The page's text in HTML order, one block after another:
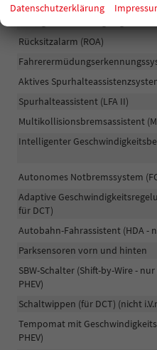
die
Rücksitzalarm (ROA)
Aktives
Spurhalteassistent (LFA II)
Multikollisionsbremsassistent
Intelligenter
Autonomes Notbremssystem
Adaptive
für DCT)
Autobahn-Fahrassistent (HDA -
Parksensoren vorn und hinten
SBW-Schalter (Shift-by-Wire -
PHEV)
Schaltwippen (für DCT) (nicht
Tempomat mit
PHEV)
Datenschutzerklärung